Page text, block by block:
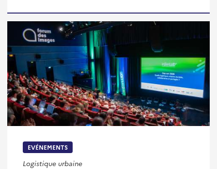
EVÉNEMENTS
Logistique urbaine